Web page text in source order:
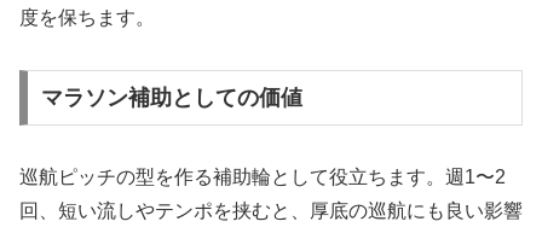
度を保ちます。
マラソン補助としての価値
巡航ピッチの型を作る補助輪として役立ちます。週1〜2
回、短い流しやテンポを挟むと、厚底の巡航にも良い影響